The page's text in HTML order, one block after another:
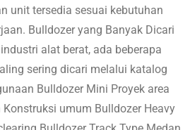
unit tersedia sesuai kebutuhan
Bulldozer yang Banyak Dicari
alat berat, ada beberapa
sering dicari melalui katalog
Bulldozer Mini Proyek area
umum Bulldozer Heavy